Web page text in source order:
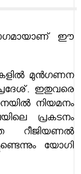
ഈ
മുൻഗണന
ഇതുവരെ
നിയമനം
പ്രകടനം
റീജിയണൽ
യോഗി